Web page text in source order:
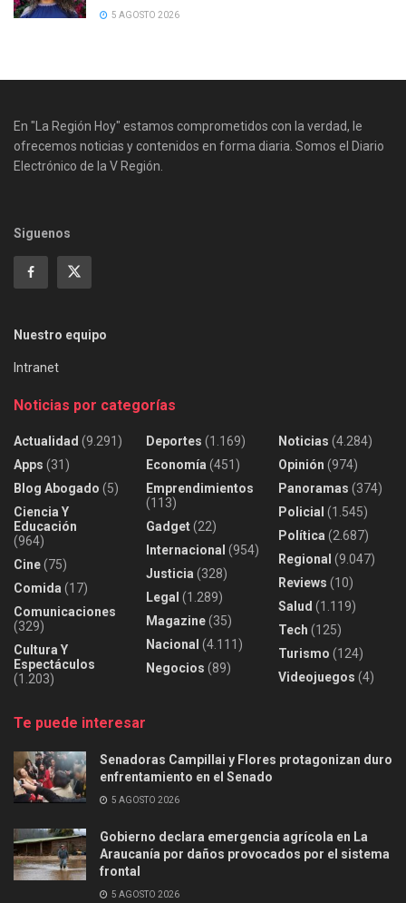
5 AGOSTO 2026
En "La Región Hoy" estamos comprometidos con la verdad, le
ofrecemos noticias y contenidos en forma diaria. Somos el Diario
Electrónico de la V Región.
Siguenos
Nuestro equipo
Intranet
Noticias por categorías
Actualidad (9.291)
Apps (31)
Blog Abogado (5)
Ciencia Y
Educación
(964)
Cine(75)
Comida (17)
Comunicaciones
(329)
Cultura Y
Espectáculos
(1.203)
Deportes (1.169)
Economía (451)
Emprendimientos
(113)
Gadget(22)
Internacional (954)
Justicia (328)
Legal (1.289)
Magazine(35)
Nacional (4.111)
Negocios (89)
Noticias (4.284)
Opinión (974)
Panoramas (374)
Policial (1.545)
Política (2.687)
Regional (9.047)
Reviews (10)
Salud (1.119)
Tech (125)
Turismo (124)
Videojuegos (4)
Te puede interesar
Senadoras Campillai y Flores protagonizan duro
enfrentamiento en el Senado
5 AGOSTO 2026
Gobierno declara emergencia agrícola en La
Araucanía por daños provocados por el sistema
frontal
5 AGOSTO 2026